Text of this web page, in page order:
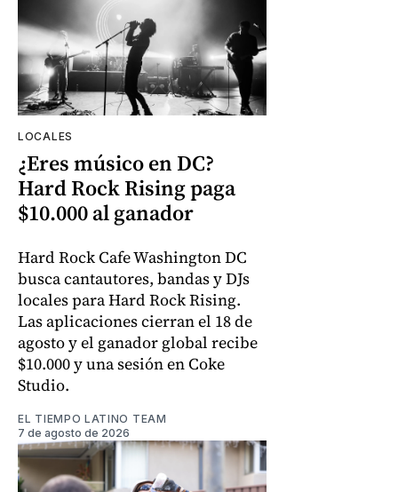
LOCALES
¿Eres músico en DC?
Hard Rock Rising paga
$10.000 al ganador
Hard Rock Cafe Washington DC
busca cantautores, bandas y DJs
locales para Hard Rock Rising.
Las aplicaciones cierran el 18 de
agosto y el ganador global recibe
$10.000 y una sesión en Coke
Studio.
EL TIEMPO LATINO TEAM
7 de agosto de 2026